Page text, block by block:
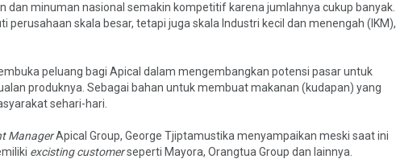
dan minuman nasional semakin kompetitif karena jumlahnya cukup banyak.
perusahaan skala besar, tetapi juga skala Industri kecil dan menengah (IKM),
peluang bagi Apical dalam mengembangkan potensi pasar untuk
produknya. Sebagai bahan untuk membuat makanan (kudapan) yang
sehari-hari.
ManagerApical Group, George Tjiptamustika menyampaikan meski saat ini
excisting customerseperti Mayora, Orangtua Group dan lainnya.